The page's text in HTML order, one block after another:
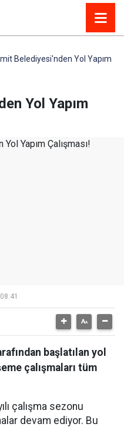
Belediyesi'nden Yol Yapım
Yol Yapım
başlatılan yol
çalışmaları tüm
çalışma sezonu
devam ediyor. Bu